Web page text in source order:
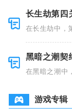
长生劫第四
在长生劫中，
黑暗之潮契
在黑暗之潮中
游戏专辑